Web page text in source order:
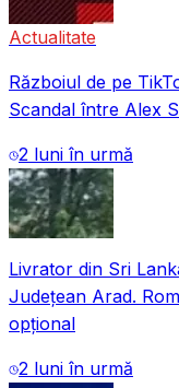
Actualitate
Războiul de pe
Scandal între Alex
2 luni în urmă
Livrator din Sri
Județean Arad.
opțional
2 luni în urmă